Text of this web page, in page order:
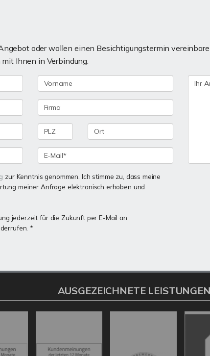
oder wollen einen Besichtigungstermin
Ihnen in Verbindung.
zur Kenntnis genommen. Ich stimme zu, dass meine
meiner Anfrage elektronisch erhoben und
jederzeit für die Zukunft per E-Mail an
*
AUSGEZEICHNETE